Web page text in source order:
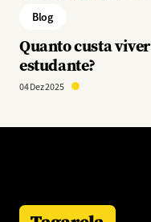
Blog
Quanto custa
estudante?
04 Dez 2025